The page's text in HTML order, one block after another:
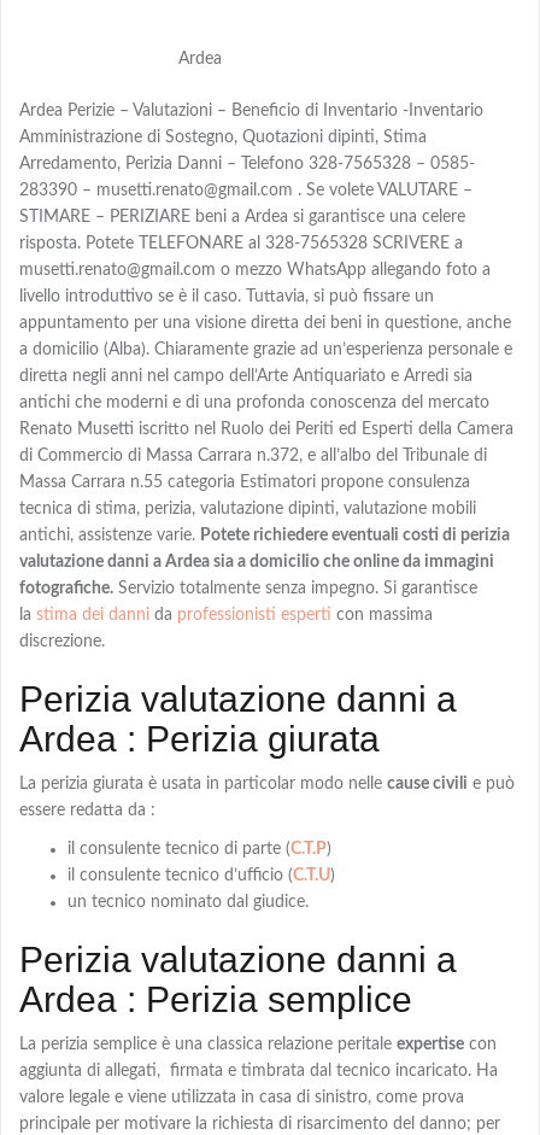
Ardea
Ardea Perizie – Valutazioni – Beneficio di Inventario -Inventario
Amministrazione di Sostegno, Quotazioni dipinti, Stima
Arredamento, Perizia Danni – Telefono 328-7565328 – 0585-
283390 – musetti.renato@gmail.com . Se volete VALUTARE –
STIMARE – PERIZIARE beni a Ardea si garantisce una celere
risposta. Potete TELEFONARE al 328-7565328 SCRIVERE a
musetti.renato@gmail.com o mezzo WhatsApp allegando foto a
livello introduttivo se è il caso. Tuttavia, si può fissare un
appuntamento per una visione diretta dei beni in questione, anche
a domicilio (Alba). Chiaramente grazie ad un’esperienza personale e
diretta negli anni nel campo dell’Arte Antiquariato e Arredi sia
antichi che moderni e di una profonda conoscenza del mercato
Renato Musetti iscritto nel Ruolo dei Periti ed Esperti della Camera
di Commercio di Massa Carrara n.372, e all’albo del Tribunale di
Massa Carrara n.55 categoria Estimatori propone consulenza
tecnica di stima, perizia, valutazione dipinti, valutazione mobili
antichi, assistenze varie. Potete richiedere eventuali costi di perizia
valutazione danni a Ardea sia a domicilio che online da immagini
fotografiche. Servizio totalmente senza impegno. Si garantisce
la stima dei danni da professionisti esperti con massima
discrezione.
Perizia valutazione danni a
Ardea : Perizia giurata
La perizia giurata è usata in particolar modo nelle cause civili e può
essere redatta da :
il consulente tecnico di parte (C.T.P)
il consulente tecnico d’ufficio (C.T.U)
un tecnico nominato dal giudice.
Perizia valutazione danni a
Ardea : Perizia semplice
La perizia semplice è una classica relazione peritale expertise con
aggiunta di allegati, firmata e timbrata dal tecnico incaricato. Ha
valore legale e viene utilizzata in casa di sinistro, come prova
principale per motivare la richiesta di risarcimento del danno; per